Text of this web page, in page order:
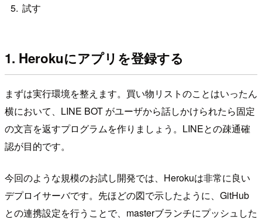
試す
1. Herokuにアプリを登録する
まずは実行環境を整えます。買い物リストのことはいったん
横において、LINE BOT がユーザから話しかけられたら固定
の文言を返すプログラムを作りましょう。LINEとの疎通確
認が目的です。
今回のような規模のお試し開発では、Herokuは非常に良い
デプロイサーバです。先ほどの図で示したように、GitHub
との連携設定を行うことで、masterブランチにプッシュした